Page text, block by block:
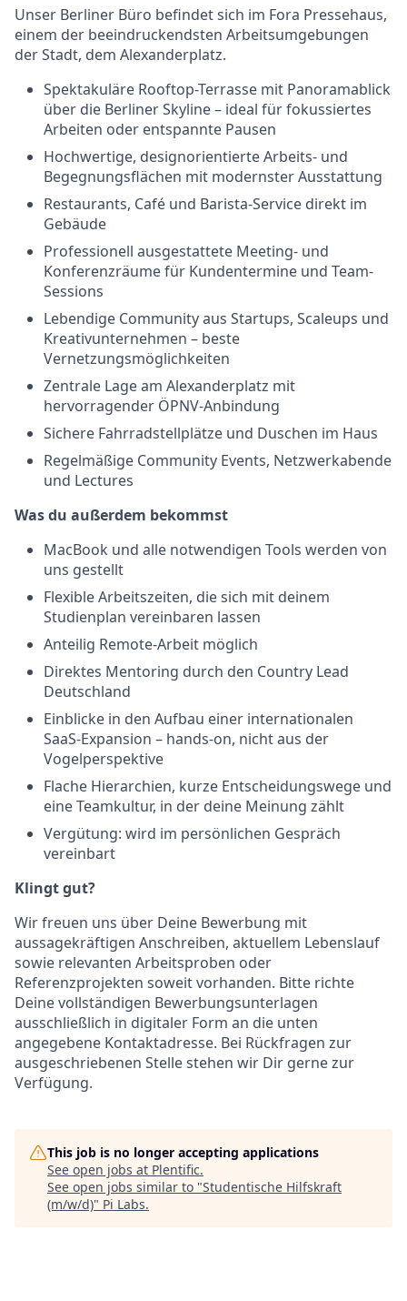
Unser Berliner Büro befindet sich im Fora Pressehaus,
einem der beeindruckendsten Arbeitsumgebungen
der Stadt, dem Alexanderplatz.
Spektakuläre Rooftop-Terrasse mit Panoramablick
über die Berliner Skyline – ideal für fokussiertes
Arbeiten oder entspannte Pausen
Hochwertige, designorientierte Arbeits- und
Begegnungsflächen mit modernster Ausstattung
Restaurants, Café und Barista-Service direkt im
Gebäude
Professionell ausgestattete Meeting- und
Konferenzräume für Kundentermine und Team-
Sessions
Lebendige Community aus Startups, Scaleups und
Kreativunternehmen – beste
Vernetzungsmöglichkeiten
Zentrale Lage am Alexanderplatz mit
hervorragender ÖPNV-Anbindung
Sichere Fahrradstellplätze und Duschen im Haus
Regelmäßige Community Events, Netzwerkabende
und Lectures
Was du außerdem bekommst
MacBook und alle notwendigen Tools werden von
uns gestellt
Flexible Arbeitszeiten, die sich mit deinem
Studienplan vereinbaren lassen
Anteilig Remote-Arbeit möglich
Direktes Mentoring durch den Country Lead
Deutschland
Einblicke in den Aufbau einer internationalen
SaaS-Expansion – hands-on, nicht aus der
Vogelperspektive
Flache Hierarchien, kurze Entscheidungswege und
eine Teamkultur, in der deine Meinung zählt
Vergütung: wird im persönlichen Gespräch
vereinbart
Klingt gut?
Wir freuen uns über Deine Bewerbung mit
aussagekräftigen Anschreiben, aktuellem Lebenslauf
sowie relevanten Arbeitsproben oder
Referenzprojekten soweit vorhanden. Bitte richte
Deine vollständigen Bewerbungsunterlagen
ausschließlich in digitaler Form an die unten
angegebene Kontaktadresse. Bei Rückfragen zur
ausgeschriebenen Stelle stehen wir Dir gerne zur
Verfügung.
This job is no longer accepting applications
See open jobs at Plentific.
See open jobs similar to "Studentische Hilfskraft
(m/w/d)" Pi Labs.